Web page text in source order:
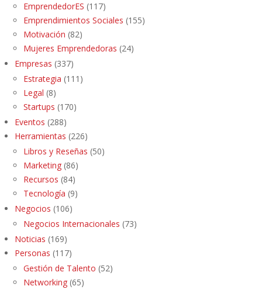
EmprendedorES (117)
Emprendimientos Sociales (155)
Motivación (82)
Mujeres Emprendedoras (24)
Empresas (337)
Estrategia (111)
Legal (8)
Startups (170)
Eventos (288)
Herramientas (226)
Libros y Reseñas (50)
Marketing (86)
Recursos (84)
Tecnología (9)
Negocios (106)
Negocios Internacionales (73)
Noticias (169)
Personas (117)
Gestión de Talento (52)
Networking (65)